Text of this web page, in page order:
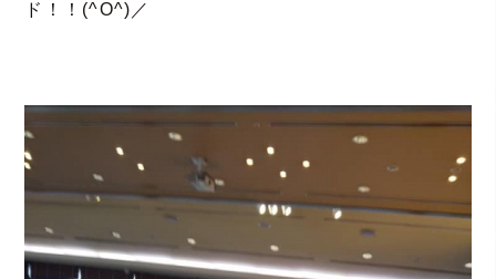
ド！！(^O^)／